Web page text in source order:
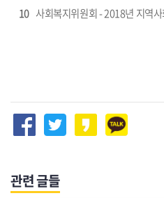
10 사회복지위원회 - 2018년 지역
관련 글들